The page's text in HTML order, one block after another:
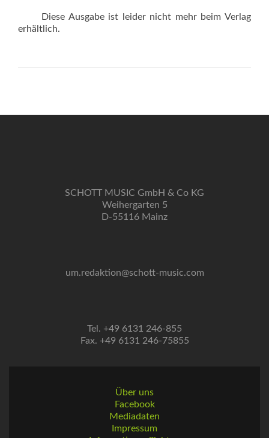
Diese Ausgabe ist leider nicht mehr beim Verlag
erhältlich.
SCHOTT MUSIC GmbH & Co KG
Weihergarten 5
D-55116 Mainz
um.redaktion@schott-music.com
Tel. +49 6131 246-855
Fax. +49 6131 246-75855
Über uns
Facebook
Mediadaten
Impressum